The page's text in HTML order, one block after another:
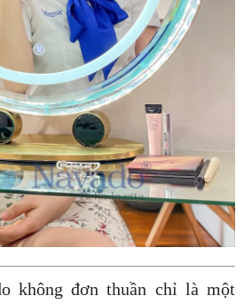
không đơn thuần chỉ là một